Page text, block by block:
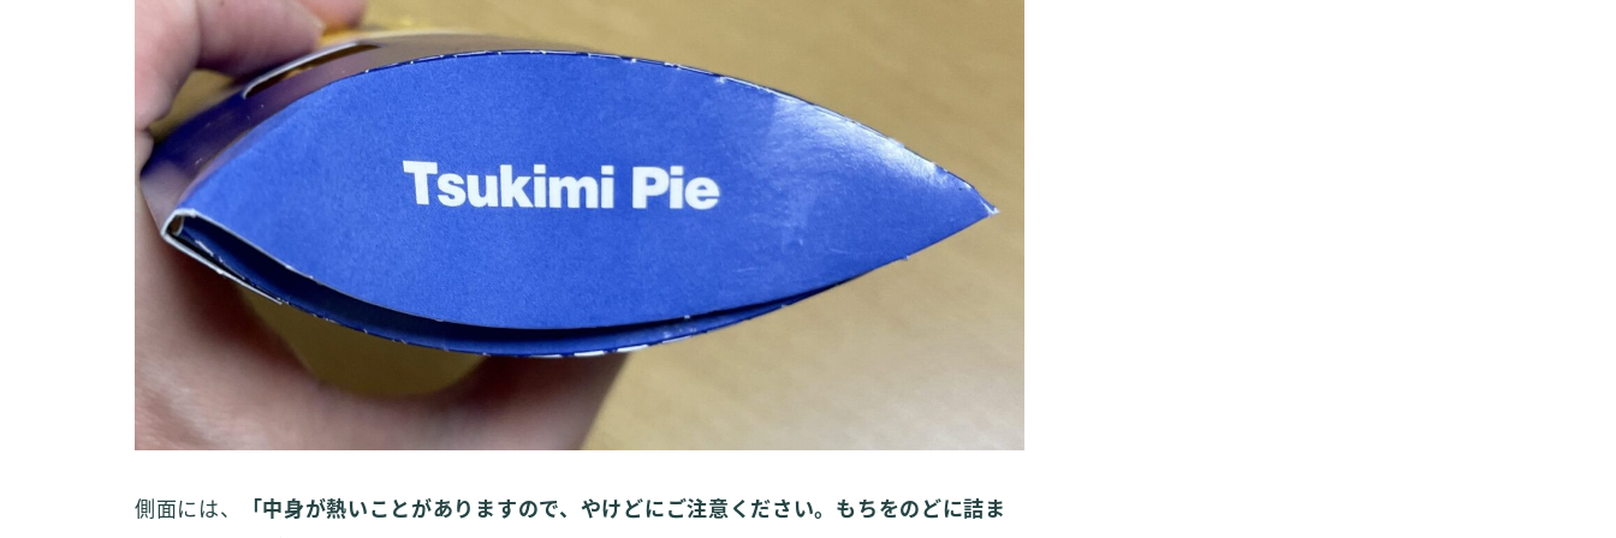
側面には、 「中身が熱いことがありますので、やけどにご注意ください。もちをのどに詰ま